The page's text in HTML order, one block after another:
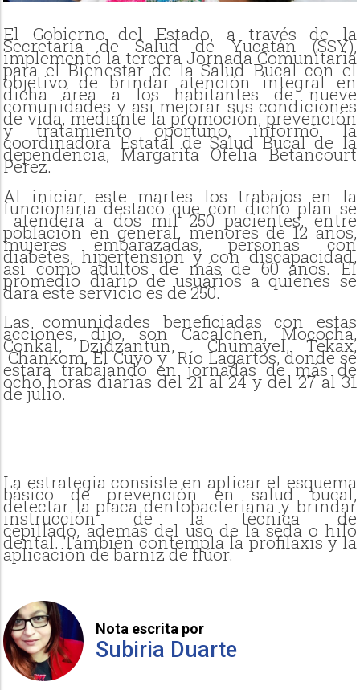
El Gobierno del Estado, a través de la
Secretaría de Salud de Yucatán (SSY),
implementó la tercera Jornada Comunitaria
para el Bienestar de la Salud Bucal con el
objetivo de brindar atención integral en
dicha área a los habitantes de nueve
comunidades y así mejorar sus condiciones
de vida, mediante la promoción, prevención
y tratamiento oportuno, informó la
coordinadora Estatal de Salud Bucal de la
dependencia, Margarita Ofelia Betancourt
Pérez.
Al iniciar este martes los trabajos en la
funcionaria destacó que con dicho plan se
atenderá a dos mil 250 pacientes, entre
población en general, menores de 12 años,
mujeres embarazadas, personas con
diabetes, hipertensión y con discapacidad,
así como adultos de más de 60 años. El
promedio diario de usuarios a quienes se
dará este servicio es de 250.
Las comunidades beneficiadas con estas
acciones, dijo, sonCacalchén, Mocochá,
Conkal, Dzidzantún, Chumayel, Tekax,
Chankom, El Cuyo y Río Lagartos, donde se
estará trabajando en jornadas de más de
ocho horas diarias del 21 al 24 y del 27 al 31
de julio.
La estrategia consiste en aplicar el esquema
básico de prevención en salud bucal,
detectar la placa dentobacteriana y brindar
instrucción de la técnica de
cepillado, además del uso de la seda o hilo
dental. También contempla la profilaxis y la
aplicación de barniz de flúor.
Nota escrita por
Subiria Duarte